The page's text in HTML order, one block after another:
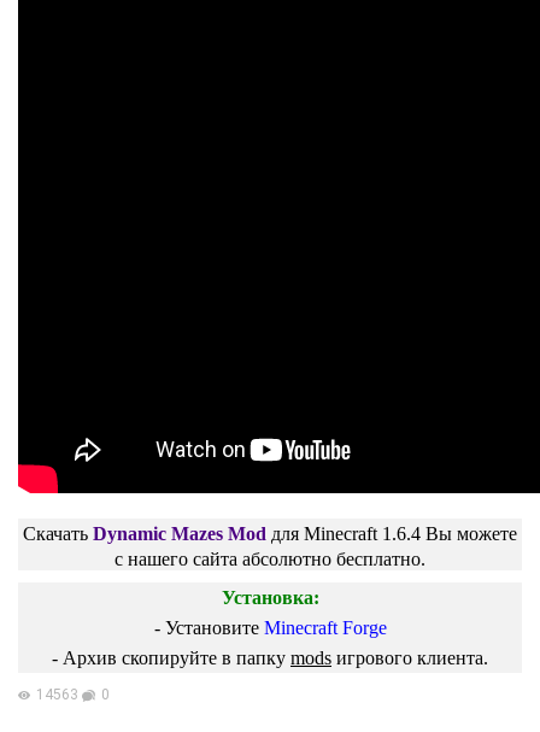
Скачать Dynamic Mazes Mod для Minecraft 1.6.4 Вы можете
с нашего сайта абсолютно бесплатно.
Установка:
- Установите Minecraft Forge
- Архив скопируйте в папку mods игрового клиента.
14563 0